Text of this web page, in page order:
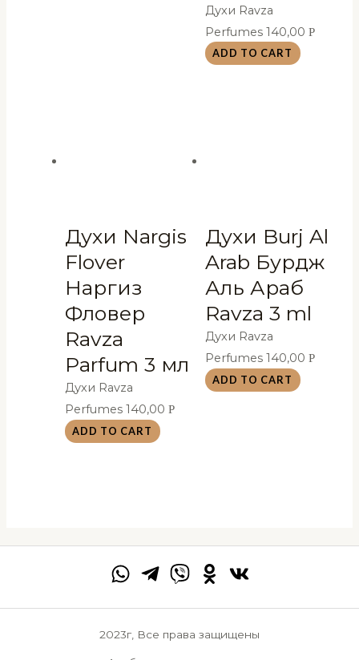
Духи Ravza
Perfumes 140,00 Р
ADD TO CART
Духи Nargis
Flover
Наргиз
Фловер
Ravza
Parfum 3 мл
Духи Ravza
Perfumes 140,00 Р
ADD TO CART
Духи Burj Al
Arab Бурдж
Аль Араб
Ravza 3 ml
Духи Ravza
Perfumes 140,00 Р
ADD TO CART
2023г, Все права защищены